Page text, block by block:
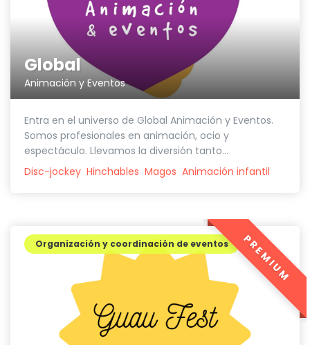
Global
Animación y Eventos
Entra en el universo de Global Animación y Eventos.
Somos profesionales en animación, ocio y
espectáculo. Llevamos la diversión tanto...
Disc-jockey Hinchables Magos Animación infantil
Organización y coordinación de eventos PREMIUM